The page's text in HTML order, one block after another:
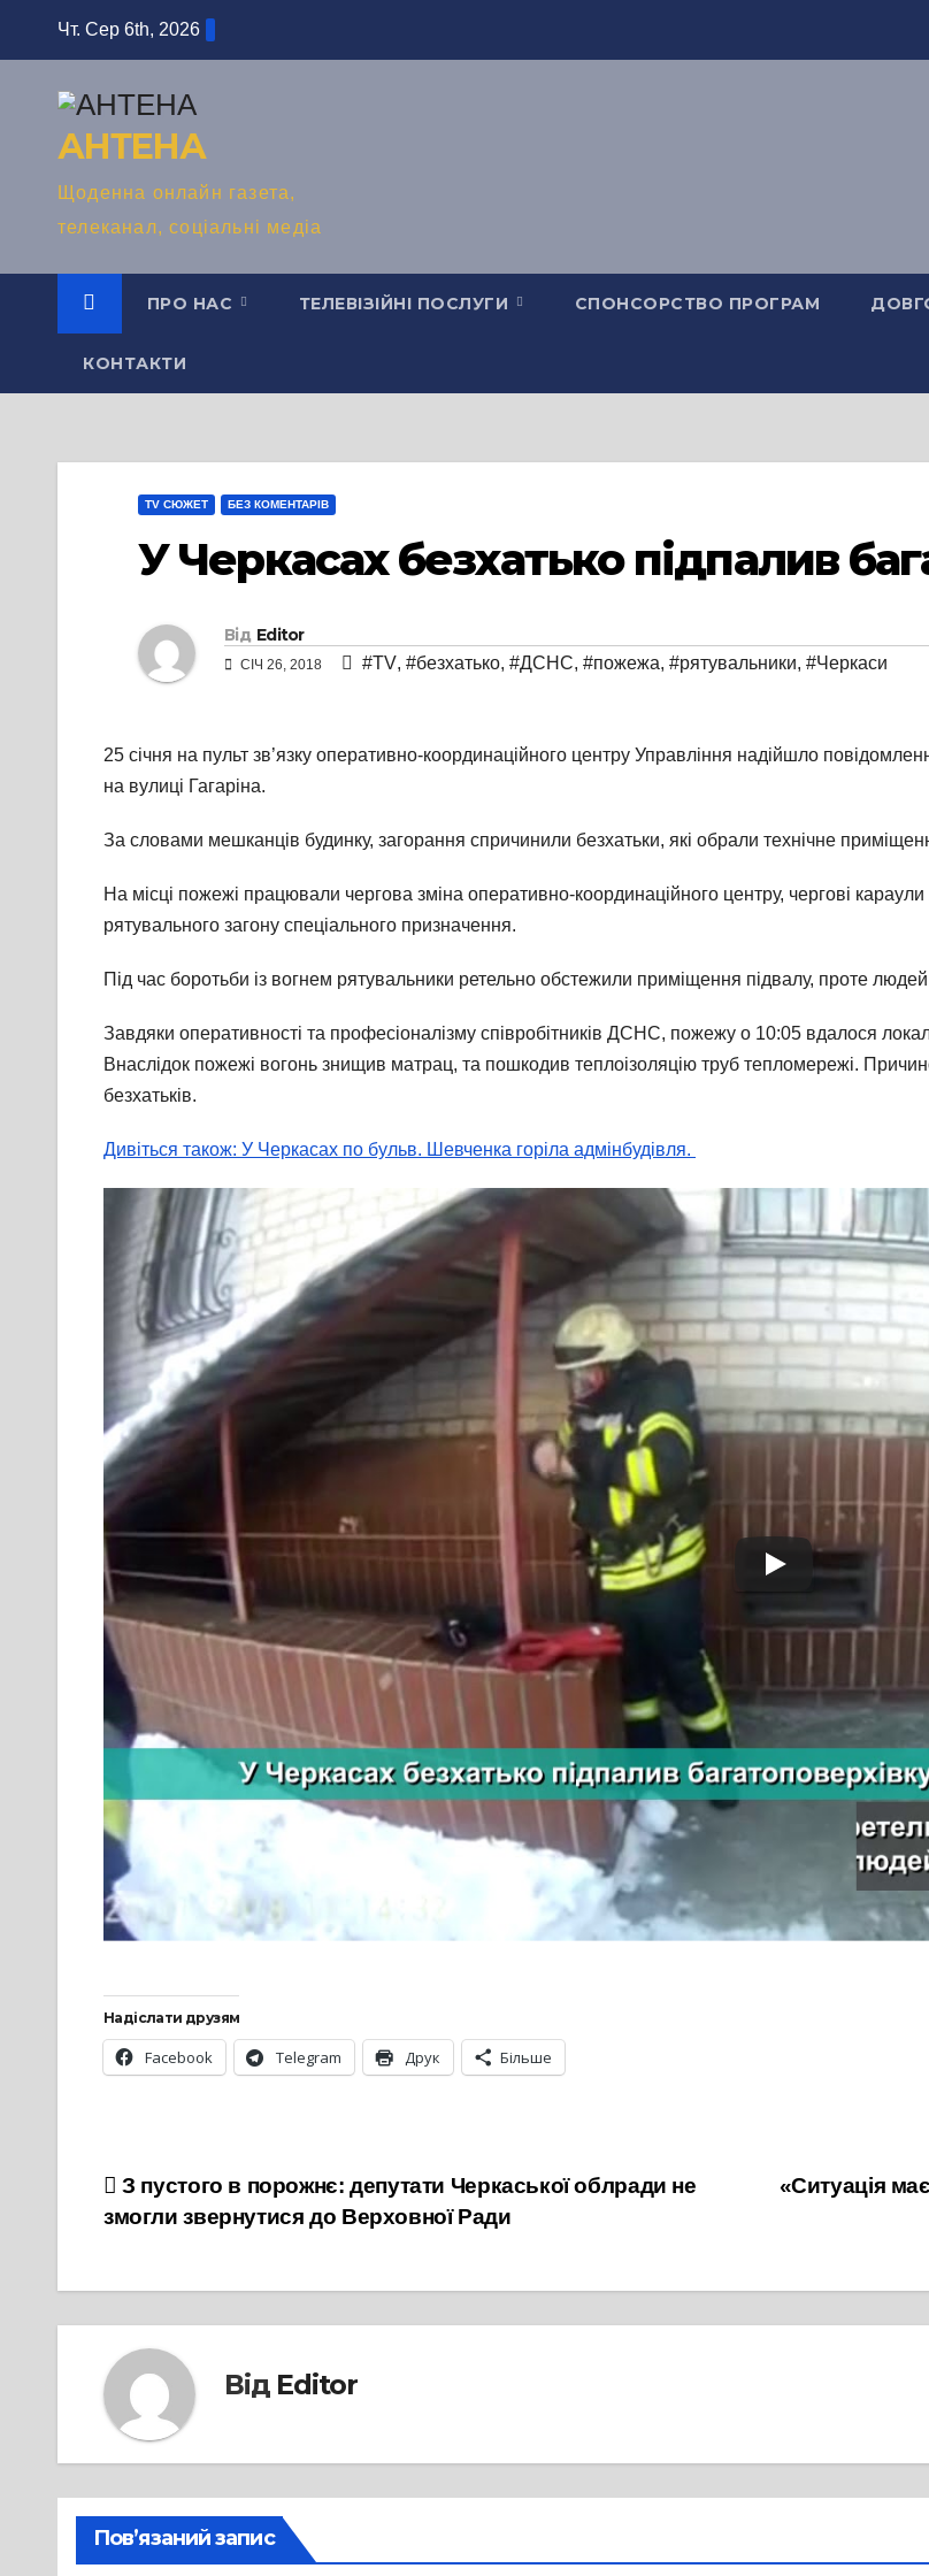
Чт. Сер 6th, 2026
АНТЕНА
Щоденна онлайн газета,
телеканал, соціальні медіа
ПРО НАС ТЕЛЕВІЗІЙНІ ПОСЛУГИ СПОНСОРСТВО ПРОГРАМ
КОНТАКТИ
TV СЮЖЕТ БЕЗ КОМЕНТАРІВ
У Черкасах безхатько підпалив
Від Editor
СІЧ 26, 2018 #TV, #безхатько, #ДСНС, #пожежа, #рятувальники, #Черкаси
25 січня на пульт зв’язку оперативно-координаційного центру Управління надійшло
на вулиці Гагаріна.
За словами мешканців будинку, загорання спричинили безхатьки, які обрали технічне
На місці пожежі працювали чергова зміна оперативно-координаційного центру, чергові
рятувального загону спеціального призначення.
Під час боротьби із вогнем рятувальники ретельно обстежили приміщення підвалу, проте
Завдяки оперативності та професіоналізму співробітників ДСНС, пожежу о 10:05 вдалося
Внаслідок пожежі вогонь знищив матрац, та пошкодив теплоізоляцію труб тепломережі.
безхатьків.
Дивіться також: У Черкасах по бульв. Шевченка горіла адмінбудівля.
Надіслати друзям
Facebook Telegram Друк Більше
Навігація
записів
«Ситуація
З пустого в порожнє: депутати Черкаської облради не
змогли звернутися до Верховної Ради
Від Editor
Пов’язаний запис